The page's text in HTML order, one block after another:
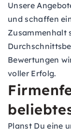
Unsere
und schaffen
Zusammenhalt
Bewertungen
voller Erfolg.
Planst Du eine